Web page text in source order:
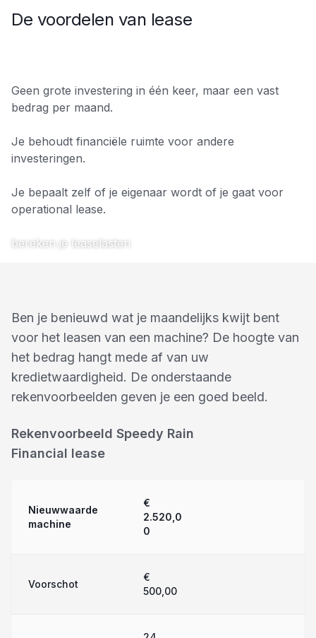
De voordelen van lease
Geen grote investering in één keer, maar een vast
bedrag per maand.
Je behoudt financiële ruimte voor andere
investeringen.
Je bepaalt zelf of je eigenaar wordt of je gaat voor
operational lease.
bereken je leaselasten
Ben je benieuwd wat je maandelijks kwijt bent
voor het leasen van een machine? De hoogte van
het bedrag hangt mede af van uw
kredietwaardigheid. De onderstaande
rekenvoorbeelden geven je een goed beeld.
Rekenvoorbeeld Speedy Rain
Financial lease
Nieuwwaarde
machine
€
2.520,0
0
Voorschot
€
500,00